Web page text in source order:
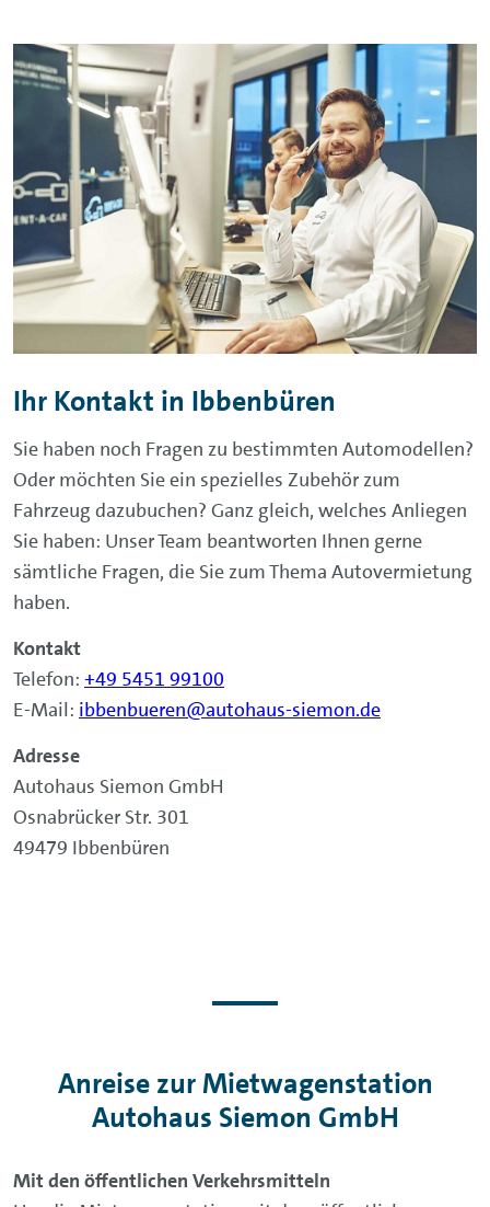
Ihr Kontakt in Ibbenbüren
Sie haben noch Fragen zu bestimmten Automodellen?
Oder möchten Sie ein spezielles Zubehör zum
Fahrzeug dazubuchen? Ganz gleich, welches Anliegen
Sie haben: Unser Team beantworten Ihnen gerne
sämtliche Fragen, die Sie zum Thema Autovermietung
haben.
Kontakt
Telefon: +49 5451 99100
E-Mail: ibbenbueren@autohaus-siemon.de
Adresse
Autohaus Siemon GmbH
Osnabrücker Str. 301
49479 Ibbenbüren
Anreise zur Mietwagenstation
Autohaus Siemon GmbH
Mit den öffentlichen Verkehrsmitteln